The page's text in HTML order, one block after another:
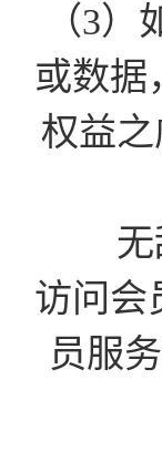
（3
或数据
权益
无敌
访问会
员服